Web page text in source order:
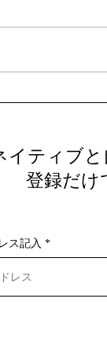
を徹底解説
イティブと
登録だけ
ス記入